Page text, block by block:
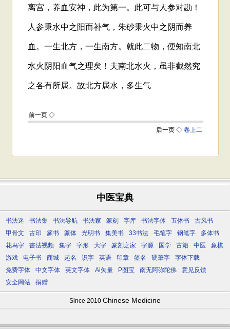
中医宝典
书法迷 书法集 书法导航 书法家 篆刻 字库 书法字体 五体书
古风书
甲骨文
古印 篆书 篆体 光明书 集美书 33书法 毛笔字 钢笔字
多体书
花鸟字
書法视频 集字 字形 大字 篆刻之家 字源 国学 古籍 中医
象棋
游戏
电子书 商城 起名 识字 英语 印章 签名 硬筆字
字体下载
免费字体
中文字体 英文字体 Ai矢量 P图宝 南无阿弥陀佛
意见反馈
安全网站
捐赠
Since 2010 Chinese Medicine